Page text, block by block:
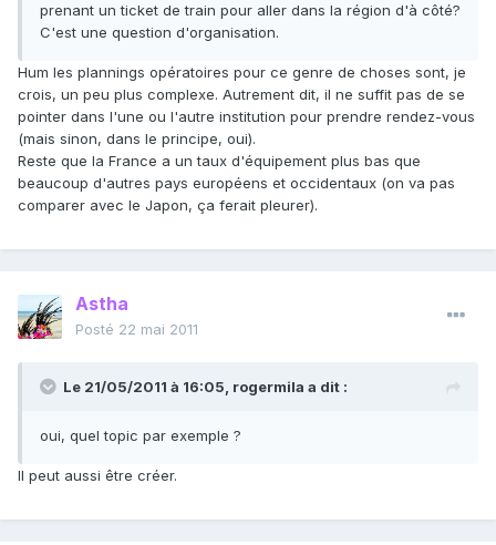
prenant un ticket de train pour aller dans la région d'à côté?
C'est une question d'organisation.
Hum les plannings opératoires pour ce genre de choses sont, je
crois, un peu plus complexe. Autrement dit, il ne suffit pas de se
pointer dans l'une ou l'autre institution pour prendre rendez-vous
(mais sinon, dans le principe, oui).
Reste que la France a un taux d'équipement plus bas que
beaucoup d'autres pays européens et occidentaux (on va pas
comparer avec le Japon, ça ferait pleurer).
Astha
Posté 22 mai 2011
Le 21/05/2011 à 16:05, rogermila a dit :
oui, quel topic par exemple ?
Il peut aussi être créer.